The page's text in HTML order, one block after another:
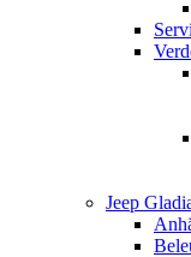
Jeep